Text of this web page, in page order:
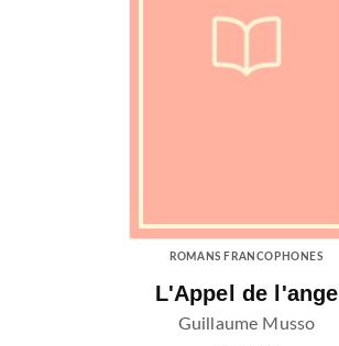
ROMANS FRANCOPHONES
L'Appel de l'ange
Guillaume Musso